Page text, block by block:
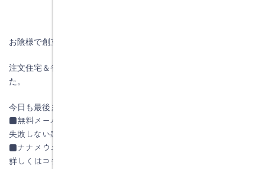
お陰様で創立５１周年を迎える事が出来ました。
注文住宅＆省エネ・快適・健康リフォーム工事の水野建築でし
た。
今日も最後までお読みいただき、ありがとうございます♪
■無料メールセミナー
失敗しない家づくりの秘訣はコチラ
■ナナメウエのイエによる土岐市土岐津町O様邸
詳しくはコチラ